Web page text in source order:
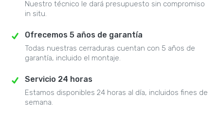
Nuestro técnico le dará presupuesto sin compromiso
in situ.
Ofrecemos 5 años de garantía
Todas nuestras cerraduras cuentan con 5 años de
garantía, incluido el montaje.
Servicio 24 horas
Estamos disponibles 24 horas al día, incluidos fines de
semana.